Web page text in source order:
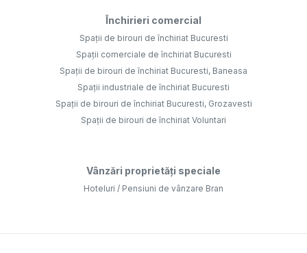
Închirieri comercial
Spații de birouri de închiriat Bucuresti
Spații comerciale de închiriat Bucuresti
Spații de birouri de închiriat Bucuresti, Baneasa
Spații industriale de închiriat Bucuresti
Spații de birouri de închiriat Bucuresti, Grozavesti
Spații de birouri de închiriat Voluntari
Vânzări proprietăți speciale
Hoteluri / Pensiuni de vânzare Bran